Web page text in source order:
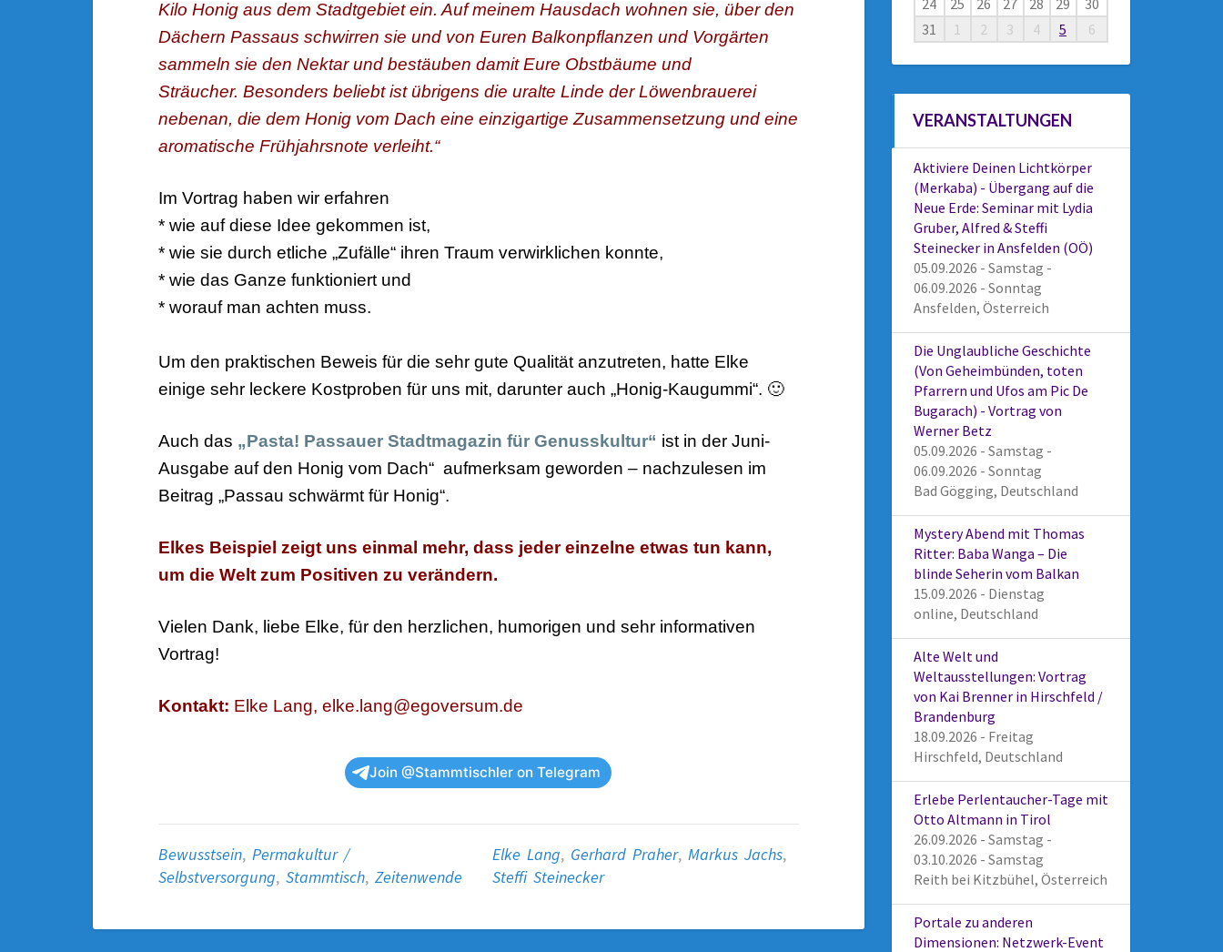
Kilo Honig aus dem Stadtgebiet ein. Auf meinem Hausdach wohnen sie, über den
Dächern Passaus schwirren sie und von Euren Balkonpflanzen und Vorgärten
sammeln sie den Nektar und bestäuben damit Eure Obstbäume und
Sträucher. Besonders beliebt ist übrigens die uralte Linde der Löwenbrauerei
nebenan, die dem Honig vom Dach eine einzigartige Zusammensetzung und eine
aromatische Frühjahrsnote verleiht.“
Im Vortrag haben wir erfahren
* wie auf diese Idee gekommen ist,
* wie sie durch etliche „Zufälle“ ihren Traum verwirklichen konnte,
* wie das Ganze funktioniert und
* worauf man achten muss.
Um den praktischen Beweis für die sehr gute Qualität anzutreten, hatte Elke
einige sehr leckere Kostproben für uns mit, darunter auch „Honig-Kaugummi“. 🙂
Auch das „Pasta! Passauer Stadtmagazin für Genusskultur“ ist in der Juni-
Ausgabe auf den Honig vom Dach“ aufmerksam geworden – nachzulesen im
Beitrag „Passau schwärmt für Honig“.
Elkes Beispiel zeigt uns einmal mehr, dass jeder einzelne etwas tun kann,
um die Welt zum Positiven zu verändern.
Vielen Dank, liebe Elke, für den herzlichen, humorigen und sehr informativen
Vortrag!
Kontakt: Elke Lang, elke.lang@egoversum.de
Join @Stammtischler on Telegram
Bewusstsein, Permakultur /
Selbstversorgung, Stammtisch, Zeitenwende
Elke Lang, Gerhard Praher, Markus Jachs,
Steffi Steinecker
24
25 26 27 28 29
30
31
1 2 3 4 5 6
VERANSTALTUNGEN
Aktiviere Deinen Lichtkörper
(Merkaba) - Übergang auf die
Neue Erde: Seminar mit Lydia
Gruber, Alfred & Steffi
Steinecker in Ansfelden (OÖ)
05.09.2026 - Samstag -
06.09.2026 - Sonntag
Ansfelden, Österreich
Die Unglaubliche Geschichte
(Von Geheimbünden, toten
Pfarrern und Ufos am Pic De
Bugarach) - Vortrag von
Werner Betz
05.09.2026 - Samstag -
06.09.2026 - Sonntag
Bad Gögging, Deutschland
Mystery Abend mit Thomas
Ritter: Baba Wanga – Die
blinde Seherin vom Balkan
15.09.2026 - Dienstag
online, Deutschland
Alte Welt und
Weltausstellungen: Vortrag
von Kai Brenner in Hirschfeld /
Brandenburg
18.09.2026 - Freitag
Hirschfeld, Deutschland
Erlebe Perlentaucher-Tage mit
Otto Altmann in Tirol
26.09.2026 - Samstag -
03.10.2026 - Samstag
Reith bei Kitzbühel, Österreich
Portale zu anderen
Dimensionen: Netzwerk-Event